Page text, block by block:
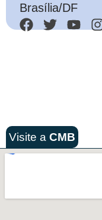
Brasília/DF
Visite a CMB